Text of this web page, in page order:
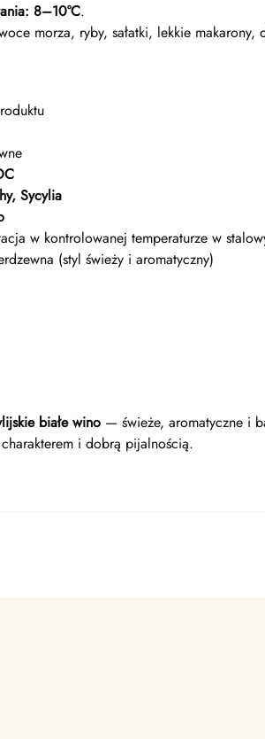
8–10°C.
morza, ryby, sałatki, lekkie makarony,
Sycylia
w kontrolowanej temperaturze w
(styl świeży i aromatyczny)
białe wino — świeże, aromatyczne i
i dobrą pijalnością.